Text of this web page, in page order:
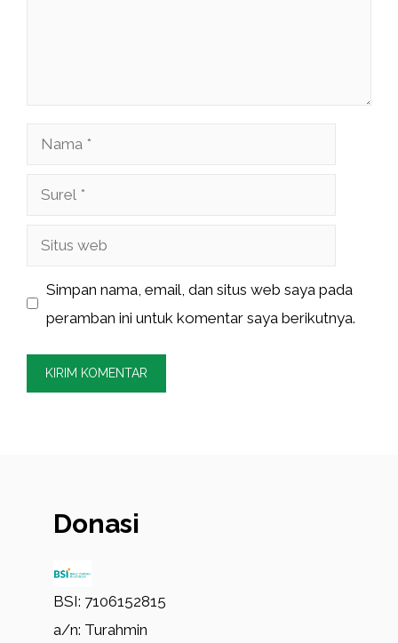
Nama
Surel
Situs
Simpan nama, email, dan situs web saya pada
peramban ini untuk komentar saya berikutnya.
Donasi
BSI: 7106152815
a/n: Turahmin